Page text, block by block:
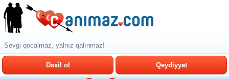
Sevgi qocalmaz, yalnız qalınmaz!
Daxil ol Qeydiyyat